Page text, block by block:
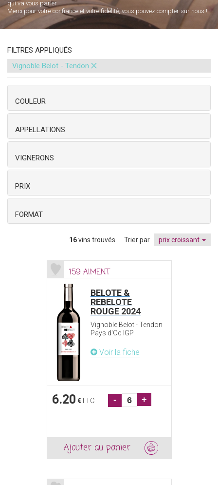
qui va vous parler.
Merci pour votre confiance et votre fidélité, vous pouvez compter sur nous !
FILTRES APPLIQUÉS
Vignoble Belot - Tendon ×
COULEUR
APPELLATIONS
VIGNERONS
PRIX
FORMAT
16vins trouvés Trier par prix croissant
159 AIMENT
BELOTE &
REBELOTE
ROUGE 2024
Vignoble Belot - Tendon
Pays d'Oc IGP
Voir la fiche
6.20 €TTC - +
Ajouter au panier